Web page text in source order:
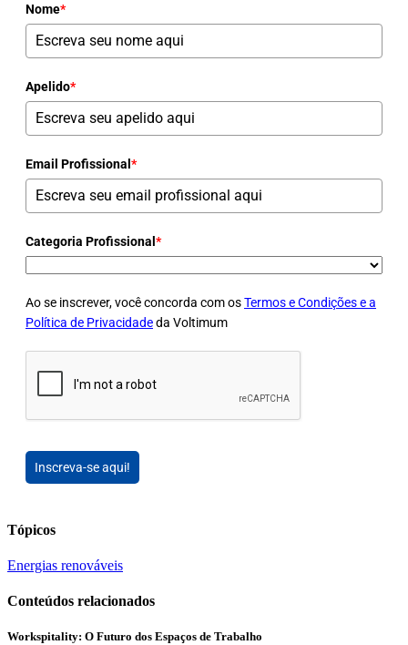
Nome*
Apelido*
Email Profissional *
Categoria Profissional *
Ao se inscrever, você concorda com osTermos e Condições e a
Política de Privacidadeda Voltimum
Inscreva-se aqui!
Tópicos
Energias renováveis
Conteúdos relacionados
Workspitality: O Futuro dos Espaços de Trabalho